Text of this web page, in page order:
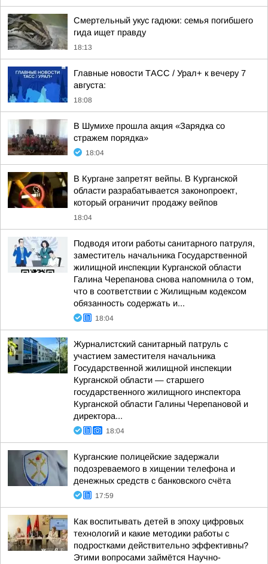
Смертельный укус гадюки: семья погибшего
гида ищет правду
18:13
Главные новости ТАСС / Урал+ к вечеру 7
августа:
18:08
В Шумихе прошла акция «Зарядка со
стражем порядка»
18:04
В Кургане запретят вейпы. В Курганской
области разрабатывается законопроект,
который ограничит продажу вейпов
18:04
Подводя итоги работы санитарного патруля,
заместитель начальника Государственной
жилищной инспекции Курганской области
Галина Черепанова снова напомнила о том,
что в соответствии с Жилищным кодексом
обязанность содержать и...
18:04
Журналистский санитарный патруль с
участием заместителя начальника
Государственной жилищной инспекции
Курганской области — старшего
государственного жилищного инспектора
Курганской области Галины Черепановой и
директора...
18:04
Курганские полицейские задержали
подозреваемого в хищении телефона и
денежных средств с банковского счёта
17:59
Как воспитывать детей в эпоху цифровых
технологий и какие методики работы с
подростками действительно эффективны?
Этими вопросами займётся Научно-